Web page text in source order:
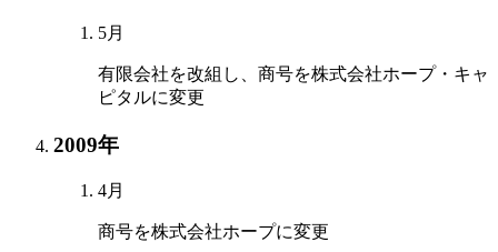
5月
有限会社を改組し、商号を株式会社ホープ・キャ
ピタルに変更
2009年
4月
商号を株式会社ホープに変更